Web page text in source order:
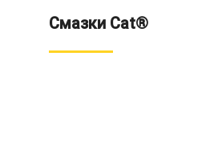
Смазки Cat®